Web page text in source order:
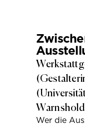
Wer die